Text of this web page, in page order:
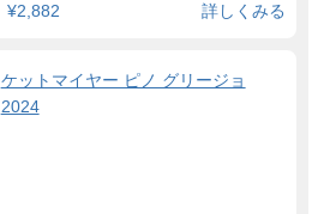
¥2,882 詳しくみる
ケットマイヤー ピノ グリージョ
2024